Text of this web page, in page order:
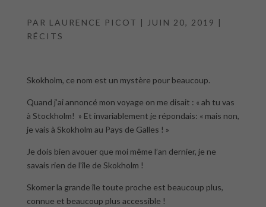
PAR LAURENCE PICOT | JUIN 20, 2019 |
RÉCITS
Skokholm, ce nom est un mystère pour beaucoup.
Quand j’ai annoncé mon voyage on me disait : « ah tu vas
à Stockholm! » Et invariablement je répondais: « mais non,
je vais à Skokholm au Pays de Galles ! »
Je dois bien avouer que moi même l’an dernier, je ne
savais rien de l’île de Skokholm !
Skomer la grande île toute proche est beaucoup plus,
connue et beaucoup plus accessible !